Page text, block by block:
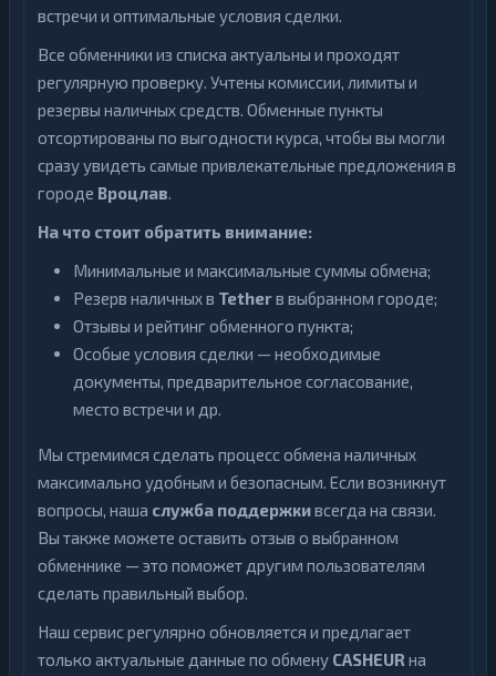
встречи и оптимальные условия сделки.
Все обменники из списка актуальны и проходят
регулярную проверку. Учтены комиссии, лимиты и
резервы наличных средств. Обменные пункты
отсортированы по выгодности курса, чтобы вы могли
сразу увидеть самые привлекательные предложения в
городе Вроцлав.
На что стоит обратить внимание:
Минимальные и максимальные суммы обмена;
Резерв наличных в Tetherв выбранном городе;
Отзывы и рейтинг обменного пункта;
Особые условия сделки — необходимые
документы, предварительное согласование,
место встречи и др.
Мы стремимся сделать процесс обмена наличных
максимально удобным и безопасным. Если возникнут
вопросы, наша служба поддержкивсегда на связи.
Вы также можете оставить отзыв о выбранном
обменнике — это поможет другим пользователям
сделать правильный выбор.
Наш сервис регулярно обновляется и предлагает
только актуальные данные по обмену CASHEUR на